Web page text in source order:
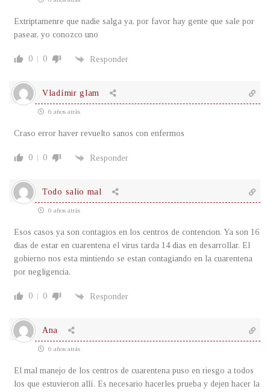
Extriptamenre que nadie salga ya, por favor hay gente que sale por
pasear, yo conozco uno
0 0 Responder
Vladímir glam
6 años atrás
Craso error haver revuelto sanos con enfermos
0 0 Responder
Todo salio mal
6 años atrás
Esos casos ya son contagios en los centros de contencion. Ya son 16
dias de estar en cuarentena el virus tarda 14 dias en desarrollar. El
gobierno nos esta mintiendo se estan contagiando en la cuarentena
por negligencia.
0 0 Responder
Ana
6 años atrás
El mal manejo de los centros de cuarentena puso en riesgo a todos
los que estuvieron allí. Es necesario hacerles prueba y dejen hacer la